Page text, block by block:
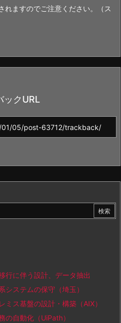
れますのでご注意ください。（ス
ックURL
行に伴う設計、データ抽出
システムの保守（埼玉）
ミス基盤の設計・構築（AIX）
の自動化（UiPath）